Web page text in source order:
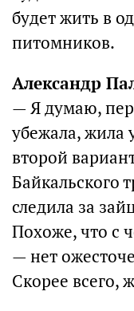
будет жить в
питомников.
Александр
— Я думаю,
убежала, жила
второй
Байкальского
следила за
Похоже, что с
— нет
Скорее всего,